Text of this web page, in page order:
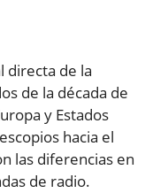
directa de la
de la década de
y Estados
hacia el
las diferencias en
de radio.